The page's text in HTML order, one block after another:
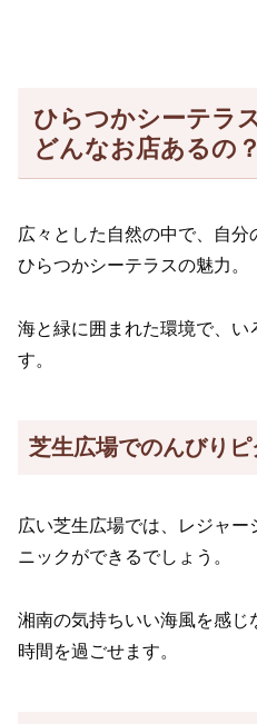
ひらつかシーテラ
どんなお店あるの
広々とした自然の中で、自
ひらつかシーテラスの魅力。
海と緑に囲まれた環境で、い
す。
芝生広場でのんびりピ
広い芝生広場では、レジャ
ニックができるでしょう。
湘南の気持ちいい海風を感
時間を過ごせます。